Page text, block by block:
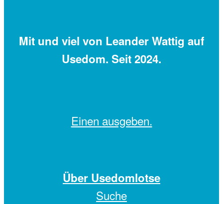
Mit und viel von Leander Wattig auf
Usedom. Seit 2024.
Einen ausgeben.
Über Usedomlotse
Suche